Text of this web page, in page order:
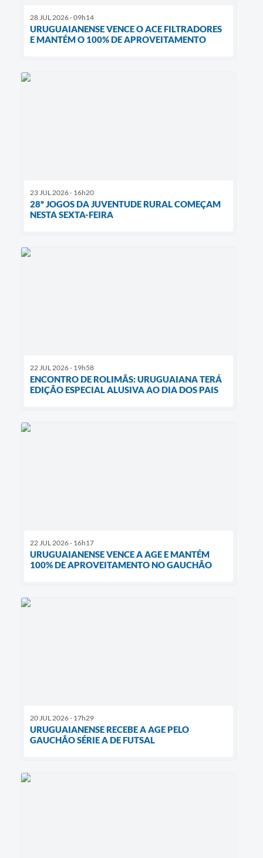
28 JUL 2026 - 09h14
URUGUAIANENSE VENCE O ACE FILTRADORES
E MANTÉM O 100% DE APROVEITAMENTO
23 JUL 2026 - 16h20
28º JOGOS DA JUVENTUDE RURAL COMEÇAM
NESTA SEXTA-FEIRA
22 JUL 2026 - 19h58
ENCONTRO DE ROLIMÃS: URUGUAIANA TERÁ
EDIÇÃO ESPECIAL ALUSIVA AO DIA DOS PAIS
22 JUL 2026 - 16h17
URUGUAIANENSE VENCE A AGE E MANTÉM
100% DE APROVEITAMENTO NO GAUCHÃO
20 JUL 2026 - 17h29
URUGUAIANENSE RECEBE A AGE PELO
GAUCHÃO SÉRIE A DE FUTSAL